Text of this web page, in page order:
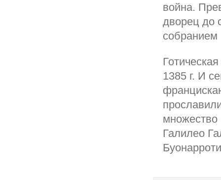
война.
дворец до
собранием
1385 г. И
множество
Галилео